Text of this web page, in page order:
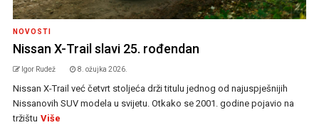
NOVOSTI
Nissan X-Trail slavi 25. rođendan
Igor Rudež 8. ožujka 2026.
Nissan X-Trail već četvrt stoljeća drži titulu jednog od najuspješnijih
Nissanovih SUV modela u svijetu. Otkako se 2001. godine pojavio na
tržištu Više